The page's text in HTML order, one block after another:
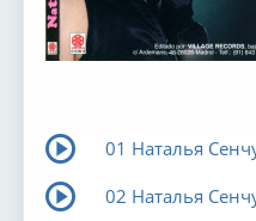
01 Наталья
02 Наталья